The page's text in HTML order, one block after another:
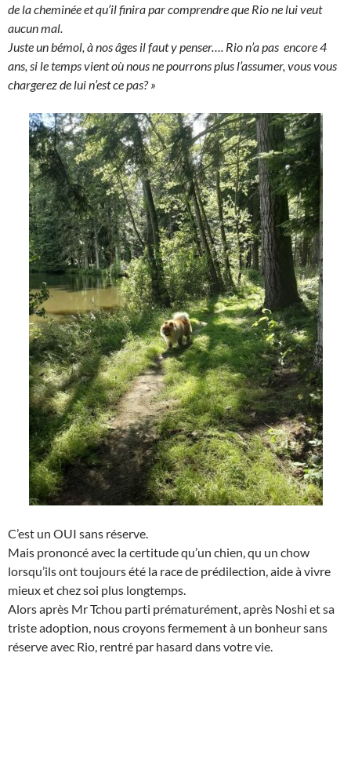
de la cheminée et qu’il finira par comprendre que Rio ne lui veut
aucun mal.
Juste un bémol, à nos âges il faut y penser…. Rio n’a pas encore 4
ans, si le temps vient où nous ne pourrons plus l’assumer, vous vous
chargerez de lui n’est ce pas? »
C’est un OUI sans réserve.
Mais prononcé avec la certitude qu’un chien, qu un chow
lorsqu’ils ont toujours été la race de prédilection, aide à vivre
mieux et chez soi plus longtemps.
Alors après Mr Tchou parti prématurément, après Noshi et sa
triste adoption, nous croyons fermement à un bonheur sans
réserve avec Rio, rentré par hasard dans votre vie.